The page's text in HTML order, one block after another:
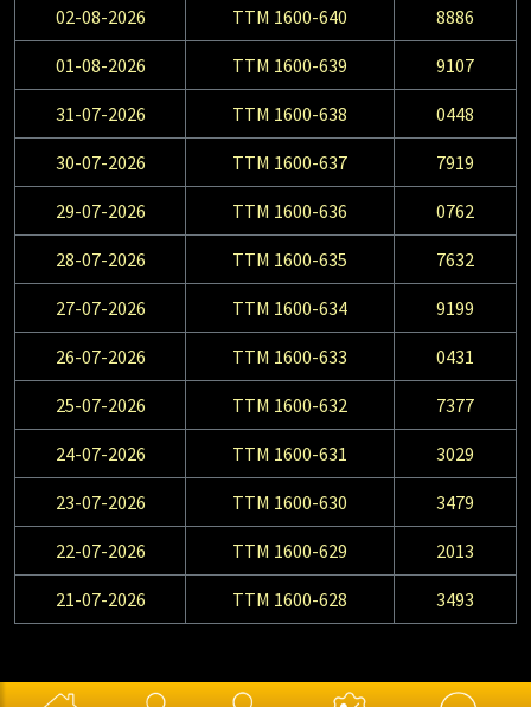
02-08-2026 TTM 1600-640 8886
01-08-2026 TTM 1600-639 9107
31-07-2026 TTM 1600-638 0448
30-07-2026 TTM 1600-637 7919
29-07-2026 TTM 1600-636 0762
28-07-2026 TTM 1600-635 7632
27-07-2026 TTM 1600-634 9199
26-07-2026 TTM 1600-633 0431
25-07-2026 TTM 1600-632 7377
24-07-2026 TTM 1600-631 3029
23-07-2026 TTM 1600-630 3479
22-07-2026 TTM 1600-629 2013
21-07-2026 TTM 1600-628 3493